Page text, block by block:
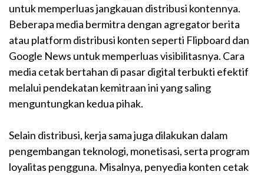
untuk memperluas jangkauan distribusi kontennya.
Beberapa media bermitra dengan agregator berita
atau platform distribusi konten seperti Flipboard dan
Google News untuk memperluas visibilitasnya. Cara
media cetak bertahan di pasar digital terbukti efektif
melalui pendekatan kemitraan ini yang saling
menguntungkan kedua pihak.
Selain distribusi, kerja sama juga dilakukan dalam
pengembangan teknologi, monetisasi, serta program
loyalitas pengguna. Misalnya, penyedia konten cetak